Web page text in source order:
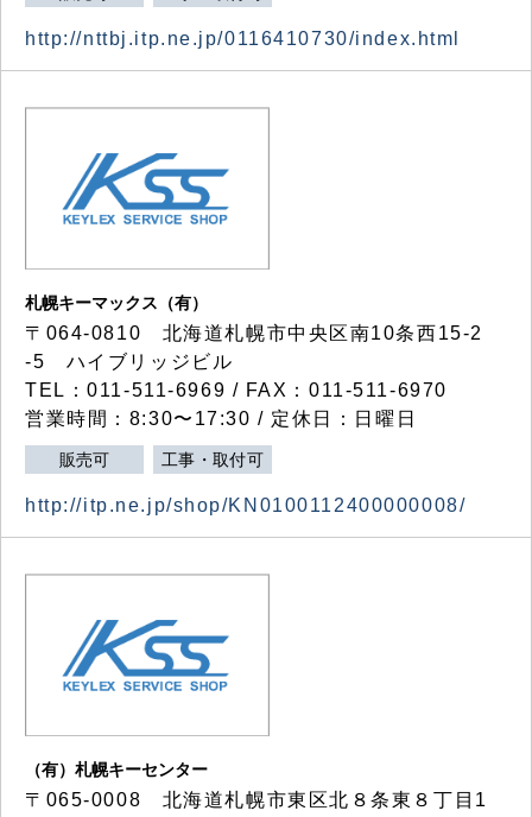
http://nttbj.itp.ne.jp/0116410730/index.html
札幌キーマックス（有）
〒064-0810 北海道札幌市中央区南10条西15-2
-5 ハイブリッジビル
TEL：011-511-6969 / FAX：011-511-6970
営業時間：8:30〜17:30 / 定休日：日曜日
販売可 工事・取付可
http://itp.ne.jp/shop/KN0100112400000008/
（有）札幌キーセンター
〒065-0008 北海道札幌市東区北８条東８丁目1